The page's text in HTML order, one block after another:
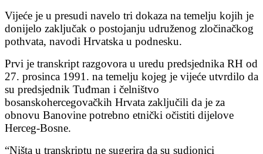
Vijeće je u presudi navelo tri dokaza na temelju kojih je
donijelo zaključak o postojanju udruženog zločinačkog
pothvata, navodi Hrvatska u podnesku.
Prvi je transkript razgovora u uredu predsjednika RH od
27. prosinca 1991. na temelju kojeg je vijeće utvrdilo da
su predsjednik Tuđman i čelništvo
bosanskohercegovačkih Hrvata zaključili da je za
obnovu Banovine potrebno etnički očistiti dijelove
Herceg-Bosne.
“Ništa u transkriptu ne sugerira da su sudionici